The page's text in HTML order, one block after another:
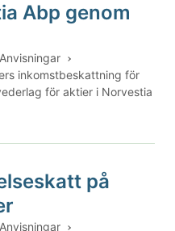
Abp genom
Anvisningar
inkomstbeskattning för
för aktier i Norvestia
på
Anvisningar